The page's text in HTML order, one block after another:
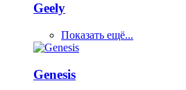
Geely
Показать ещё...
Genesis